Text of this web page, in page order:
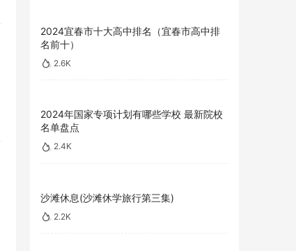
2024宜春市十大高中排名（宜春市高中排
名前十）
2.6K
2024年国家专项计划有哪些学校 最新院校
名单盘点
2.4K
沙滩休息(沙滩休学旅行第三集)
2.2K